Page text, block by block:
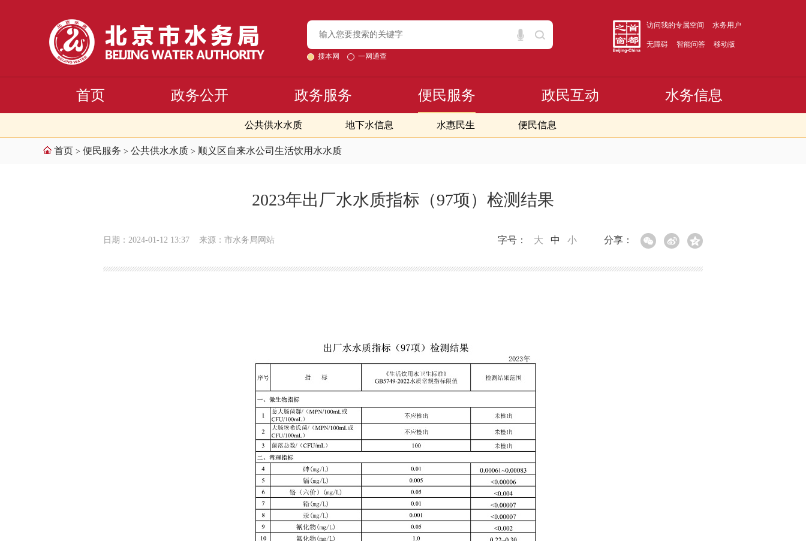
搜本网 一网通查
访问我的专属空间 水务用户
无障碍 智能问答 移动版
首页 政务公开 政务服务 便民服务
公共供水水质 地下水信息 水惠民生 便民信息
政民互动 水务信息
首页 > 便民服务 > 公共供水水质 > 顺义区自来水公司生活饮用水水质
2023年出厂水水质指标（97项）检测结果
日期：2024-01-12 13:37 来源：市水务局网站 分享：
字号： 大 中 小